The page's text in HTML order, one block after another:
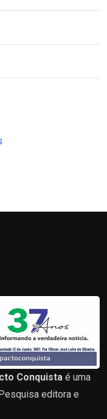
Conquista é uma
editora e